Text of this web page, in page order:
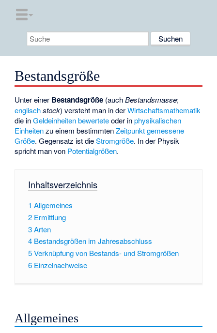
Bestandsgröße
Unter einer Bestandsgröße (auchBestandsmasse;
englisch stock) versteht man in derWirtschaftsmathematik
die inGeldeinheiten bewerteteoder inphysikalischen
Einheitenzu einem bestimmtenZeitpunkt gemessene
Größe. Gegensatz ist dieStromgröße. In der Physik
spricht man von Potentialgrößen.
Inhaltsverzeichnis
1 Allgemeines
2 Ermittlung
3Arten
4 Bestandsgrößen im Jahresabschluss
5Verknüpfung von Bestands- und Stromgrößen
6 Einzelnachweise
Allgemeines